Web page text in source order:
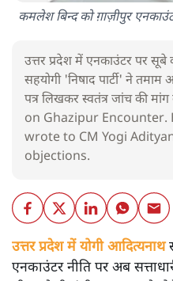
कमलेश बिन्द को ग़ाज़ीपुर
उत्तर प्रदेश में एनकाउंटर पर सूबे
सहयोगी 'निषाद पार्टी' ने तमाम
पत्र लिखकर स्वतंत्र जांच की
on Ghazipur Encounter.
wrote to CM Yogi
objections.
उत्तर प्रदेश में योगी आदित्यनाथ
एनकाउंटर नीति पर अब